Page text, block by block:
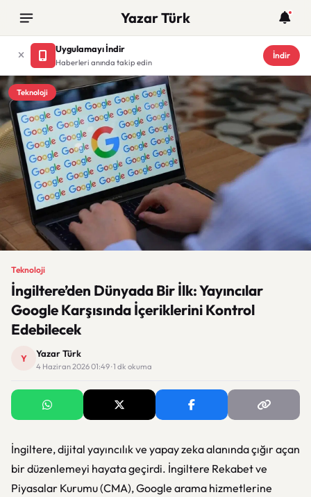
Yazar Türk
Uygulamayı İndir
Haberleri anında takip edin
İndir
Teknoloji
Teknoloji
İngiltere’den Dünyada Bir İlk: Yayıncılar
Google Karşısında İçeriklerini Kontrol
Edebilecek
Y Yazar Türk
4 Haziran 2026 01:49 · 1 dk okuma
İngiltere, dijital yayıncılık ve yapay zeka alanında çığır açan
bir düzenlemeyi hayata geçirdi. İngiltere Rekabet ve
Piyasalar Kurumu (CMA), Google arama hizmetlerine